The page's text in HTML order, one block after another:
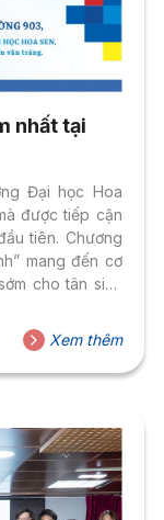
nhất tại
Đại học Hoa
được tiếp cận
tiên. Chương
mang đến cơ
cho tân sinh
Xem thêm